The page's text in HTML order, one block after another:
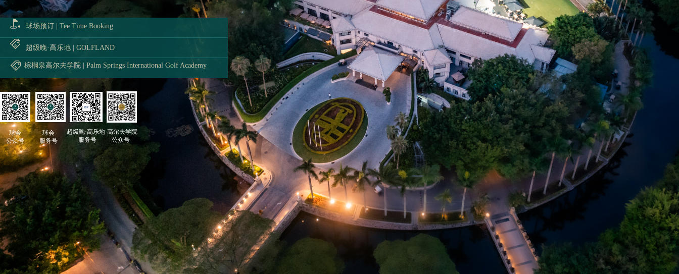
球场预订 | Tee Time Booking
超级晚·高乐地 | GOLFLAND
棕榈泉高尔夫学院 | Palm Springs International Golf Academy
高尔夫学院
公众号
超级晚·高乐地
服务号
球会
服务号
球会
公众号